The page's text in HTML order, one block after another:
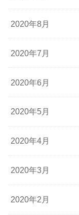
2020年8月
2020年7月
2020年6月
2020年5月
2020年4月
2020年3月
2020年2月